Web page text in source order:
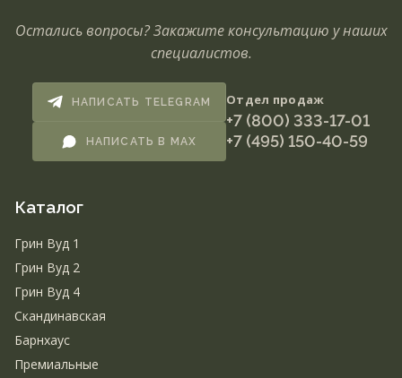
Остались вопросы? Закажите консультацию у наших
специалистов.
НАПИСАТЬ TELEGRAM
НАПИСАТЬ В MAX
Отдел продаж
+7 (800) 333-17-01
+7 (495) 150-40-59
Каталог
Грин Вуд 1
Грин Вуд 2
Грин Вуд 4
Скандинавская
Барнхаус
Премиальные